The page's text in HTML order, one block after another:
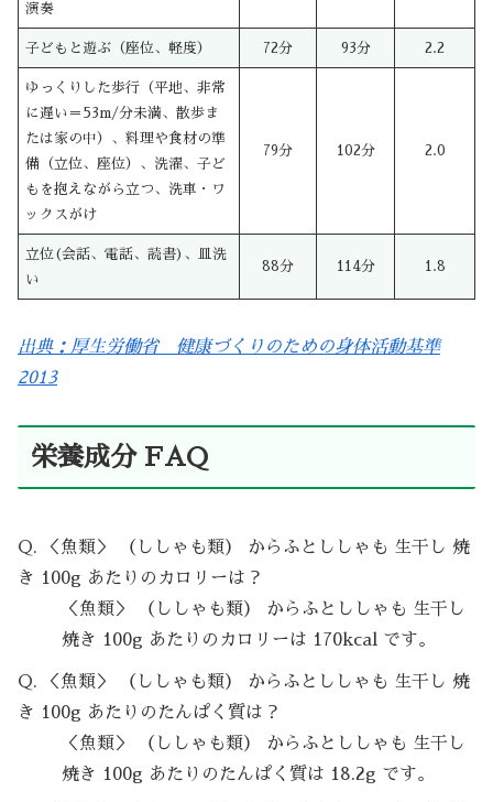
演奏
子どもと遊ぶ（座位、軽度） 72分 93分 2.2
ゆっくりした歩行（平地、非常
に遅い＝53m/分未満、散歩ま
たは家の中）、料理や食材の準
備（立位、座位）、洗濯、子ど
もを抱えながら立つ、洗車・ワ
ックスがけ
79分 102分 2.0
立位(会話、電話、読書)、皿洗
い
88分 114分 1.8
出典：厚生労働省 健康づくりのための身体活動基準
2013
栄養成分 FAQ
Q. ＜魚類＞ （ししゃも類） からふとししゃも 生干し 焼
き 100g あたりのカロリーは？
＜魚類＞ （ししゃも類） からふとししゃも 生干し
焼き 100g あたりのカロリーは 170kcal です。
Q. ＜魚類＞ （ししゃも類） からふとししゃも 生干し 焼
き 100g あたりのたんぱく質は？
＜魚類＞ （ししゃも類） からふとししゃも 生干し
焼き 100g あたりのたんぱく質は 18.2g です。